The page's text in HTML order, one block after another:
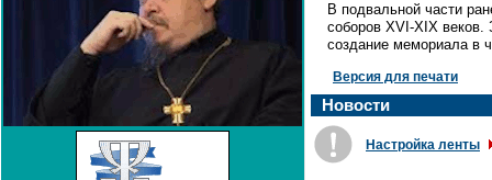
В подвальной части
соборов XVI-XIX веков.
создание мемориала в
Версия для печати
Новости
Настройка ленты